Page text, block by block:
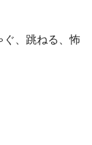
ぐ、跳ねる、怖